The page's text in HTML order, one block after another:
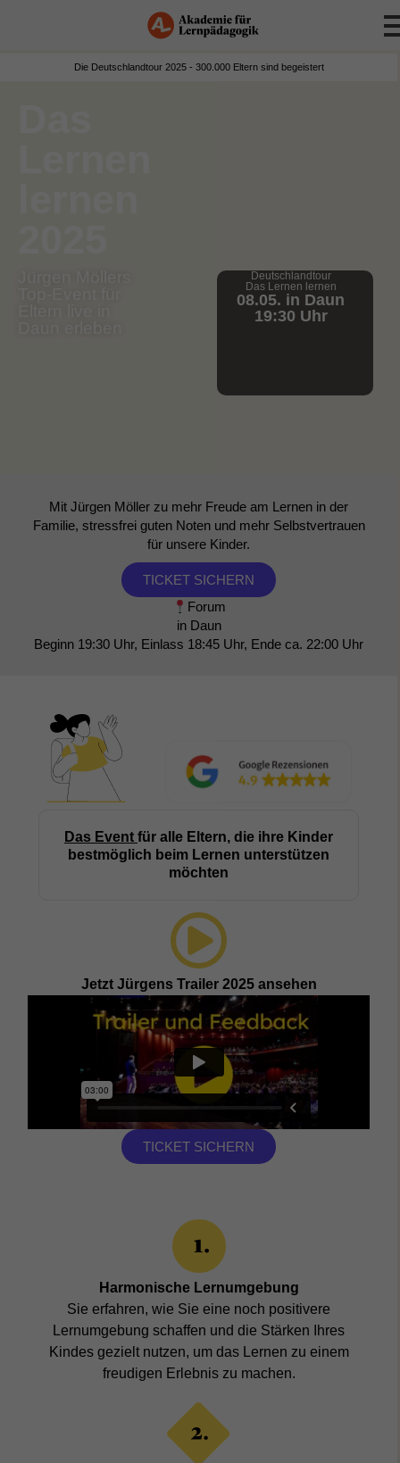
Die Deutschlandtour 2025 - 300.000 Eltern sind begeistert
Deutschlandtour
Das Lernen lernen
08.05. in Daun
19:30 Uhr
Mit Jürgen Möller zu mehr Freude am Lernen in der
Familie, stressfrei guten Noten und mehr Selbstvertrauen
für unsere Kinder.
TICKET SICHERN
Forum
in Daun
Beginn 19:30 Uhr, Einlass 18:45 Uhr, Ende ca. 22:00 Uhr
Das Event für alle Eltern, die ihre Kinder
bestmöglich beim Lernen unterstützen
möchten
Jetzt Jürgens Trailer 2025 ansehen
TICKET SICHERN
Harmonische Lernumgebung
Sie erfahren, wie Sie eine noch positivere
Lernumgebung schaffen und die Stärken Ihres
Kindes gezielt nutzen, um das Lernen zu einem
freudigen Erlebnis zu machen.